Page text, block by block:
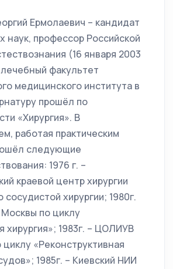
Ермолаевич – кандидат
наук, профессор Российской
(16 января 2003
факультет
медицинского института в
прошёл по
«Хирургия». В
работая практическим
следующие
1976 г. –
краевой центр хирургии
сосудистой хирургии; 1980г.
по циклу
хирургия»; 1983г. – ЦОЛИУВ
«Реконструктивная
1985г. – Киевский НИИ